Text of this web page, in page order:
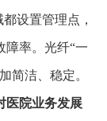
设置管理点，
障率。光纤“一
简洁、稳定。
医院业务发展